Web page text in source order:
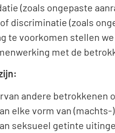
(zoals ongepaste
discriminatie (zoals
te voorkomen stellen
met de
andere betrokkenen
elke vorm van
seksueel getinte